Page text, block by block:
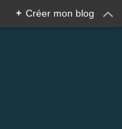
+ Créer mon blog